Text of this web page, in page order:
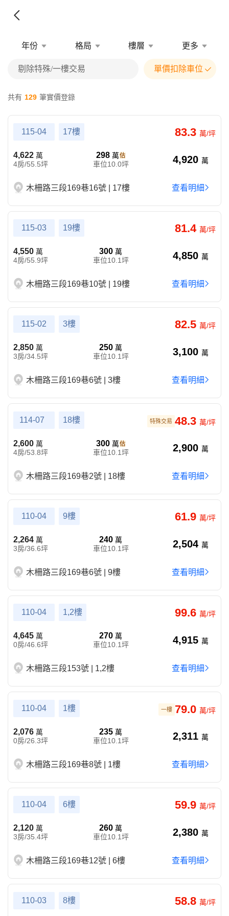
年份 格局 樓層 更多
剔除特殊/一樓交易 單價扣除車位
共有 129 筆實價登錄
115-04 17樓 83.3 萬/坪
4,622 萬
4房/55.5坪
298 萬
車位10.0坪
4,920 萬
木柵路三段169巷16號 | 17樓 查看明細
115-03 19樓 81.4 萬/坪
4,550 萬
4房/55.9坪
300萬
車位10.1坪
4,850 萬
木柵路三段169巷10號 | 19樓 查看明細
115-02 3樓 82.5 萬/坪
2,850 萬
3房/34.5坪
250萬
車位10.1坪
3,100 萬
木柵路三段169巷6號 | 3樓 查看明細
114-07 18樓 48.3 萬/坪
特殊交易
2,600 萬
4房/53.8坪
300 萬
車位10.1坪
2,900 萬
木柵路三段169巷2號 | 18樓 查看明細
110-04 9樓 61.9 萬/坪
2,264 萬
3房/36.6坪
240萬
車位10.1坪
2,504 萬
木柵路三段169巷6號 | 9樓 查看明細
110-04 1,2樓 99.6 萬/坪
4,645 萬
0房/46.6坪
270萬
車位10.1坪
4,915 萬
木柵路三段153號 | 1,2樓 查看明細
110-04 1樓 79.0 萬/坪
一樓
2,076 萬
0房/26.3坪
235萬
車位10.1坪
2,311 萬
木柵路三段169巷8號 | 1樓 查看明細
110-04 6樓 59.9 萬/坪
2,120 萬
3房/35.4坪
260萬
車位10.1坪
2,380 萬
木柵路三段169巷12號 | 6樓 查看明細
110-03 8樓 58.8 萬/坪